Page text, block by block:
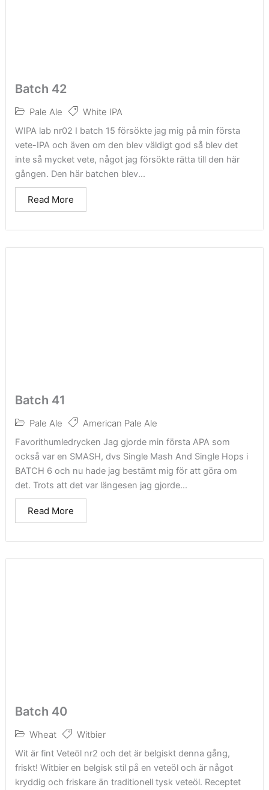
Batch 42
Pale Ale White IPA
WIPA lab nr02 I batch 15 försökte jag mig på min första
vete-IPA och även om den blev väldigt god så blev det
inte så mycket vete, något jag försökte rätta till den här
gången. Den här batchen blev...
Read More
Batch 41
Pale Ale American Pale Ale
Favorithumledrycken Jag gjorde min första APA som
också var en SMASH, dvs Single Mash And Single Hops i
BATCH 6 och nu hade jag bestämt mig för att göra om
det. Trots att det var längesen jag gjorde...
Read More
Batch 40
Wheat Witbier
Wit är fint Veteöl nr2 och det är belgiskt denna gång,
friskt! Witbier en belgisk stil på en veteöl och är något
kryddig och friskare än traditionell tysk veteöl. Receptet